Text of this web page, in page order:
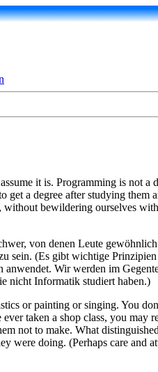
it is. Programming is not
a degree after studying
bewildering ourselves
von denen Leute
sein. (Es gibt wichtige
anwendet. Wir werden im
nicht Informatik studiert haben.)
or painting or singing. You
taken a shop class, you may
not to make. What
were doing. (Perhaps care and